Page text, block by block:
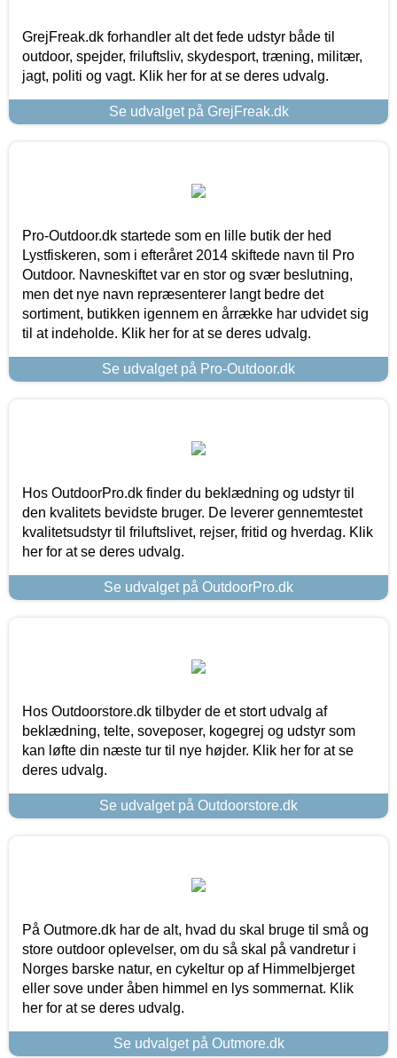
GrejFreak.dk forhandler alt det fede udstyr både til
outdoor, spejder, friluftsliv, skydesport, træning, militær,
jagt, politi og vagt. Klik her for at se deres udvalg.
Se udvalget på GrejFreak.dk
Pro-Outdoor.dk startede som en lille butik der hed
Lystfiskeren, som i efteråret 2014 skiftede navn til Pro
Outdoor. Navneskiftet var en stor og svær beslutning,
men det nye navn repræsenterer langt bedre det
sortiment, butikken igennem en årrække har udvidet sig
til at indeholde. Klik her for at se deres udvalg.
Se udvalget på Pro-Outdoor.dk
Hos OutdoorPro.dk finder du beklædning og udstyr til
den kvalitets bevidste bruger. De leverer gennemtestet
kvalitetsudstyr til friluftslivet, rejser, fritid og hverdag. Klik
her for at se deres udvalg.
Se udvalget på OutdoorPro.dk
Hos Outdoorstore.dk tilbyder de et stort udvalg af
beklædning, telte, soveposer, kogegrej og udstyr som
kan løfte din næste tur til nye højder. Klik her for at se
deres udvalg.
Se udvalget på Outdoorstore.dk
På Outmore.dk har de alt, hvad du skal bruge til små og
store outdoor oplevelser, om du så skal på vandretur i
Norges barske natur, en cykeltur op af Himmelbjerget
eller sove under åben himmel en lys sommernat. Klik
her for at se deres udvalg.
Se udvalget på Outmore.dk